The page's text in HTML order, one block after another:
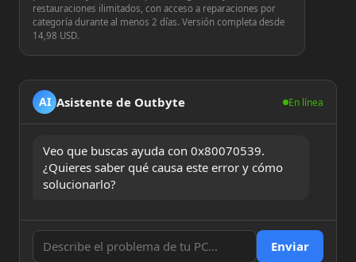
restauraciones ilimitados, con acceso a reparaciones por
categoría durante al menos 2 días. Versión completa desde
14,98 USD.
AI Asistente de Outbyte En línea
Veo que buscas ayuda con 0x80070539.
¿Quieres saber qué causa este error y cómo
solucionarlo?
Enviar